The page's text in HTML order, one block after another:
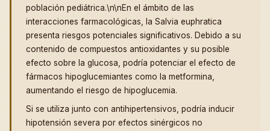
población pediátrica.\n\nEn el ámbito de las
interacciones farmacológicas, la Salvia euphratica
presenta riesgos potenciales significativos. Debido a su
contenido de compuestos antioxidantes y su posible
efecto sobre la glucosa, podría potenciar el efecto de
fármacos hipoglucemiantes como la metformina,
aumentando el riesgo de hipoglucemia.
Si se utiliza junto con antihipertensivos, podría inducir
hipotensión severa por efectos sinérgicos no